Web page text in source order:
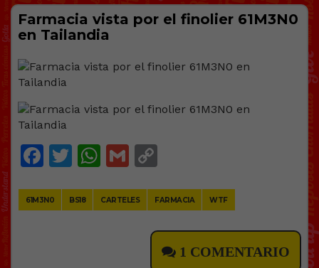
Farmacia vista por el finolier 61M3N0
en Tailandia
Facebook
Twitter
WhatsApp
Gmail
61M3N0 BS18 CARTELES FARMACIA WTF
1 COMENTARIO